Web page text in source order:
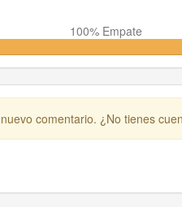
100% Empate
comentario. ¿No tienes